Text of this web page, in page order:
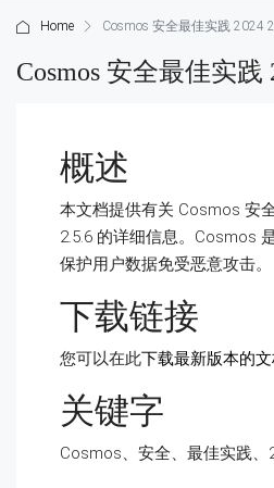
Home Cosmos 安全最佳实践 2024
Cosmos 安全最佳实践
概述
本文档提供有关 Cosmos 安
2.5.6 的详细信息。Cosmos
保护用户数据免受恶意攻击。
下载链接
您可以在此下载最新版本的
关键字
Cosmos、安全、最佳实践、